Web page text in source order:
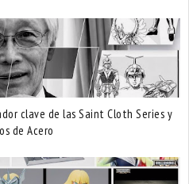
clave de las Saint Cloth Series y
de Acero